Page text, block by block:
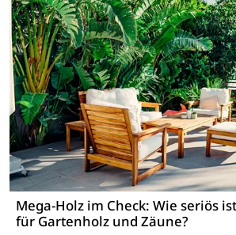
Mega-Holz im Check: Wie seriös
für Gartenholz und Zäune?